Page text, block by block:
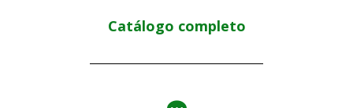
Catálogo completo